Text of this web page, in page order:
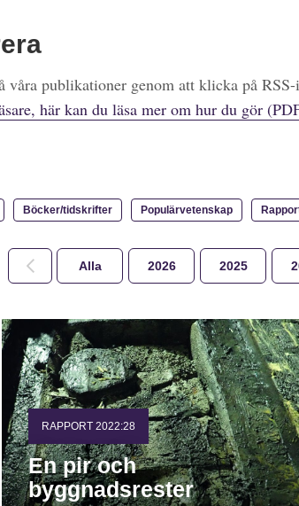
våra publikationer genom att klicka på RSS-
här kan du läsa mer om hur du gör
Böcker/tidskrifter Populärvetenskap
Alla 2026 2025
RAPPORT 2022:28
En pir och
byggnadsrester